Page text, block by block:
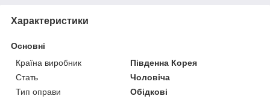
Характеристики
Основні
Країна виробник
Південна Корея
Стать
Чоловіча
Тип оправи
Обідкові